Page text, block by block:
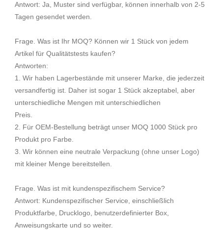
Antwort: Ja, Muster sind verfügbar, können innerhalb von 2-5
Tagen gesendet werden.
Frage. Was ist Ihr MOQ? Können wir 1 Stück von jedem
Artikel für Qualitätstests kaufen?
Antworten:
1. Wir haben Lagerbestände mit unserer Marke, die jederzeit
versandfertig ist. Daher ist sogar 1 Stück akzeptabel, aber
unterschiedliche Mengen mit unterschiedlichen
Preis.
2. Für OEM-Bestellung beträgt unser MOQ 1000 Stück pro
Produkt pro Farbe.
3. Wir können eine neutrale Verpackung (ohne unser Logo)
mit kleiner Menge bereitstellen.
Frage. Was ist mit kundenspezifischem Service?
Antwort: Kundenspezifischer Service, einschließlich
Produktfarbe, Drucklogo, benutzerdefinierter Box,
Anweisungskarte und so weiter.